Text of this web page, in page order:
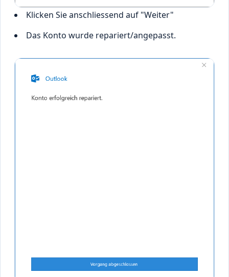
Klicken Sie anschliessend auf "Weiter"
Das Konto wurde repariert/angepasst.